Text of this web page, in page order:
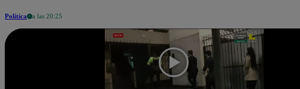
Política a las 20:25